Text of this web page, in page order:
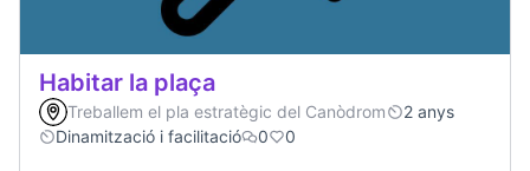
Habitar la plaça
Treballem el pla estratègic del Canòdrom
2 anys
Dinamització i facilitació
0 0